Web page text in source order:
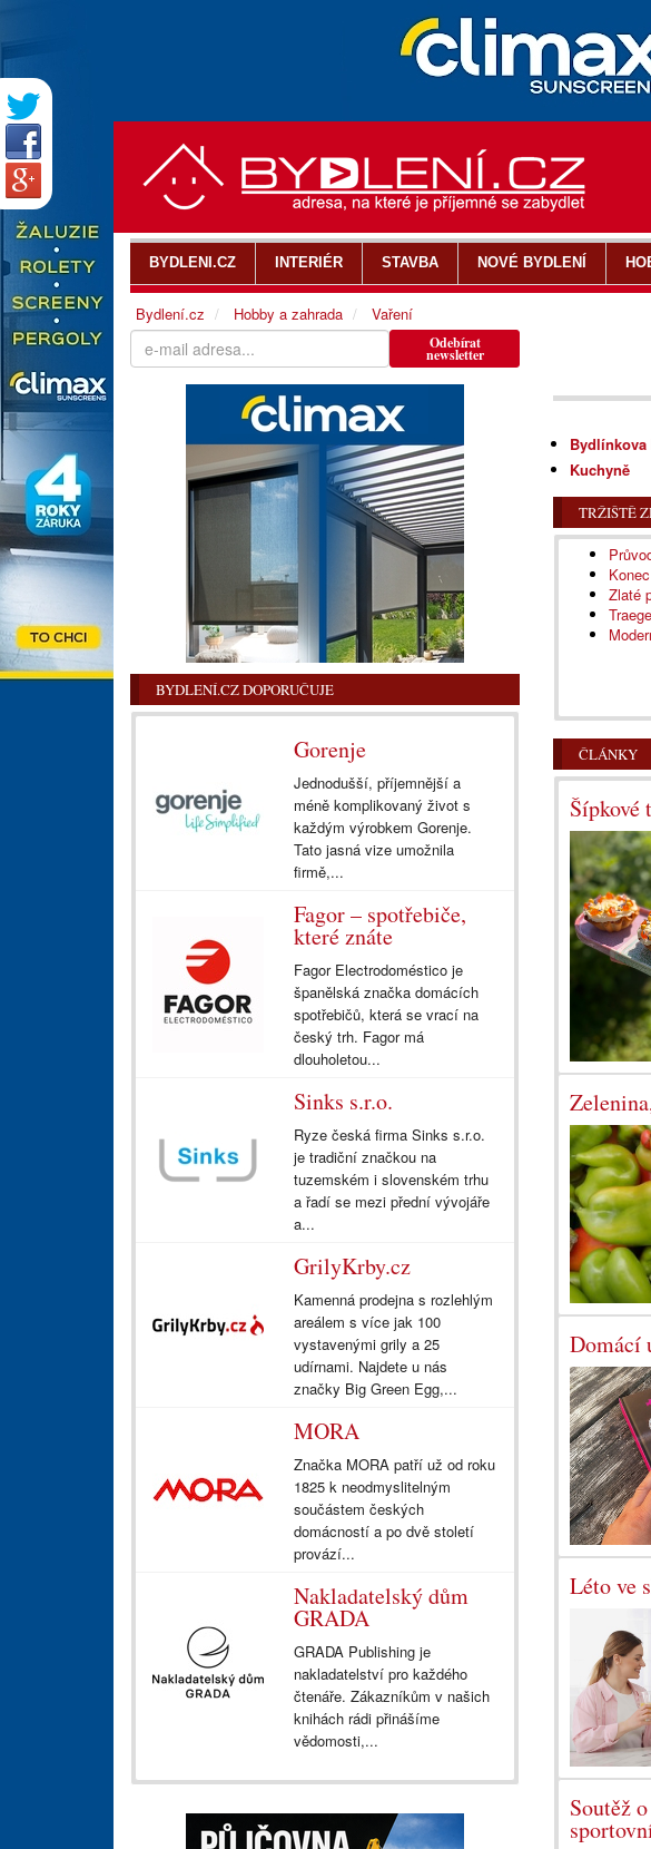
Bydlínkova
Kuchyně
TRŽIŠTĚ
Zlaté
ČLÁNKY
Šípkové
Domácí
Léto ve
Soutěž
Odebírat
newsletter
BYDLENÍ.CZ DOPORUČUJE
Gorenje
Jednodušší, příjemnější a
méně komplikovaný život s
každým výrobkem Gorenje.
Tato jasná vize umožnila
firmě,...
Fagor – spotřebiče,
které znáte
Fagor Electrodoméstico je
španělská značka domácích
spotřebičů, která se vrací na
český trh. Fagor má
dlouholetou...
Sinks s.r.o.
Ryze česká firma Sinks s.r.o.
je tradiční značkou na
tuzemském i slovenském trhu
a řadí se mezi přední vývojáře
a...
GrilyKrby.cz
Kamenná prodejna s rozlehlým
areálem s více jak 100
vystavenými grily a 25
udírnami. Najdete u nás
značky Big Green Egg,...
MORA
Značka MORA patří už od roku
1825 k neodmyslitelným
součástem českých
domácností a po dvě století
provází...
Nakladatelský dům
GRADA
GRADA Publishing je
nakladatelství pro každého
čtenáře. Zákazníkům v našich
knihách rádi přinášíme
vědomosti,...
BYDLENI.CZ INTERIÉR STAVBA NOVÉ BYDLENÍ
Bydlení.cz Hobby a zahrada Vaření